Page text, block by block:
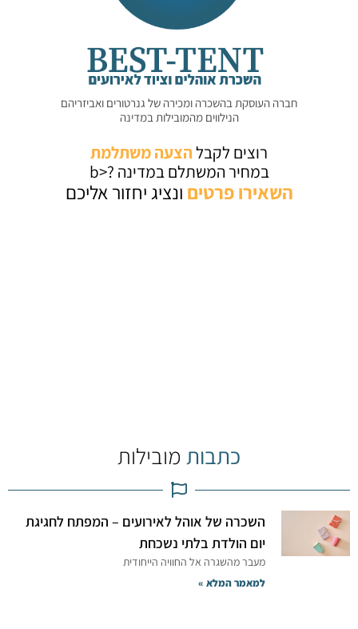
חברה העוסקת בהשכרה ומכירה של גנרטורים ואביזריהם
הנילווים מהמובילות במדינה
רוצים לקבלהצעה משתלמת
במחיר המשתלם במדינה ?<b
השאירו פרטים ונציג יחזור אליכם
כתבות מובילות
השכרה של אוהל לאירועים – המפתח לחגיגת
יום הולדת בלתי נשכחת
מעבר מהשגרה אל החוויה הייחודית
למאמר המלא »